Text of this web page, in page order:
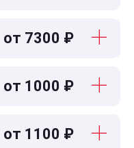
от 7300 ₽
от 1000 ₽
от 1100 ₽